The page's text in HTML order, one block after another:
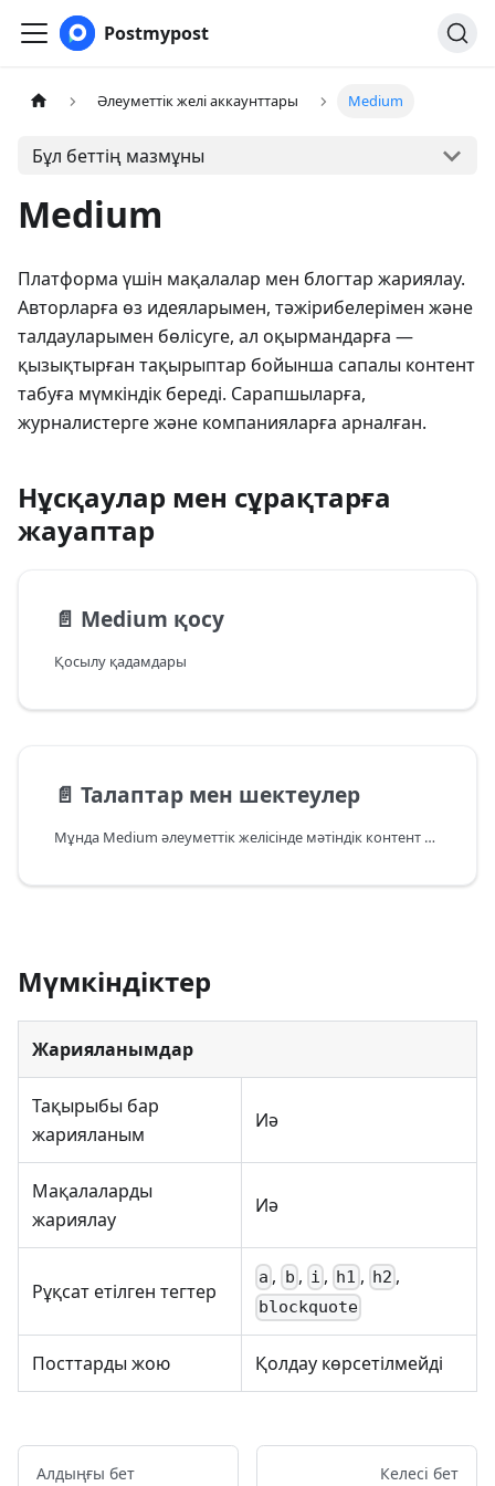
Postmypost
Әлеуметтік желі аккаунттары Medium
Бұл беттің мазмұны
Medium
Платформа үшін мақалалар мен блогтар жариялау.
Авторларға өз идеяларымен, тәжірибелерімен және
талдауларымен бөлісуге, ал оқырмандарға —
қызықтырған тақырыптар бойынша сапалы контент
табуға мүмкіндік береді. Сарапшыларға,
журналистерге және компанияларға арналған.
Нұсқаулар мен сұрақтарға
жауаптар
📄️ Medium қосу
Қосылу қадамдары
📄️ Талаптар мен шектеулер
Мұнда Medium әлеуметтік желісінде мәтіндік контент жариялауға арналған негізгі ережелер мен ұсыныстар жинақталған.
Мүмкіндіктер
Жарияланымдар
Тақырыбы бар
жарияланым
Иә
Мақалаларды
жариялау
Иә
Рұқсат етілген тегтер
a , b , i , h1 , h2 ,
blockquote
Посттарды жою Қолдау көрсетілмейді
Алдыңғы бет Келесі бет